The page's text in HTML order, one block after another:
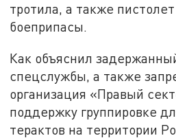
тротила, а также
боеприпасы.
Как объяснил
спецслужбы, а также
организация «Правый
поддержку группировке
терактов на территории